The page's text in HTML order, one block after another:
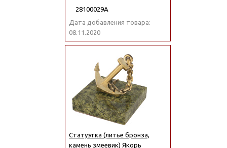
28100029А
Дата добавления товара:
08.11.2020
Статуэтка (литье бронза,
камень змеевик) Якорь